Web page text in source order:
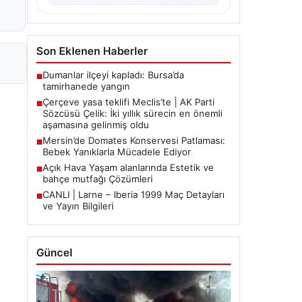
Son Eklenen Haberler
■Dumanlar ilçeyi kapladı: Bursa’da
tamirhanede yangın
■Çerçeve yasa teklifi Meclis’te | AK Parti
Sözcüsü Çelik: İki yıllık sürecin en önemli
aşamasına gelinmiş oldu
■Mersin’de Domates Konservesi Patlaması:
Bebek Yanıklarla Mücadele Ediyor
■Açık Hava Yaşam alanlarında Estetik ve
bahçe mutfağı Çözümleri
■CANLI | Larne – Iberia 1999 Maç Detayları
ve Yayın Bilgileri
Güncel